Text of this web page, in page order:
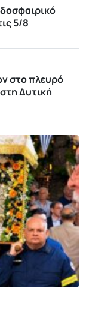
5/8
στο πλευρό
Δυτική